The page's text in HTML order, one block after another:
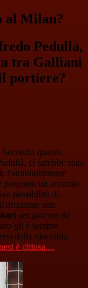
al Milan?
Pedullà,
tra Galliani
portiere?
quanto
ci sarebbe stata
: l'amministratore
proposto un accordo
possibilità di
uno
per giocare da
gli è sempre
della vincenda.
è chiusa....